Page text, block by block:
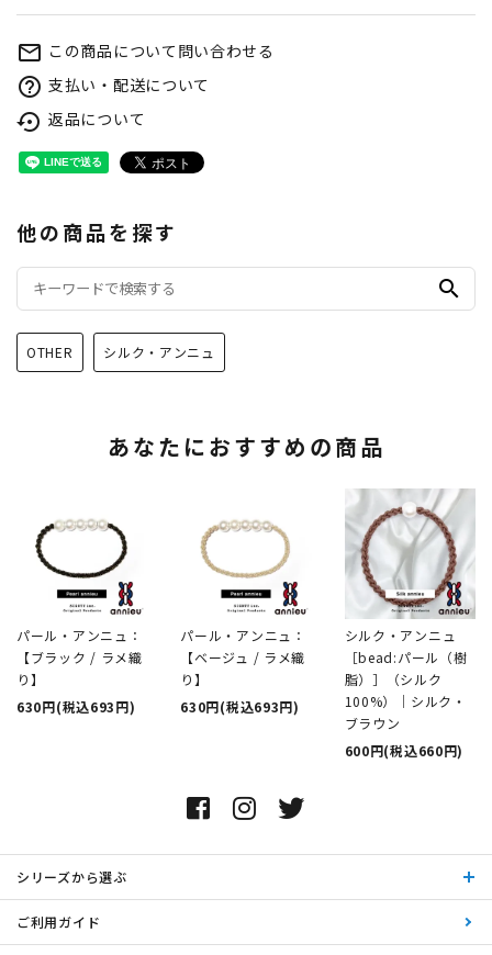
mail_outline この商品について問い合わせる
help_outline 支払い・配送について
settings_backup_restore 返品について
他の商品を探す
search
OTHER シルク・アンニュ
あなたにおすすめの商品
パール・アンニュ：
【ブラック / ラメ織
り】
630円(税込693円)
パール・アンニュ：
【ベージュ / ラメ織
り】
630円(税込693円)
シルク・アンニュ
［bead:パール（樹
脂）］（シルク
100%）｜シルク・
ブラウン
600円(税込660円)
シリーズから選ぶ
ご利用ガイド